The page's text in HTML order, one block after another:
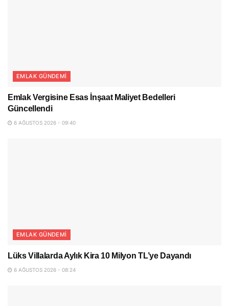
EMLAK GÜNDEMI
Emlak Vergisine Esas İnşaat Maliyet Bedelleri
Güncellendi
6 AĞUSTOS 2026 - 09:40
EMLAK GÜNDEMI
Lüks Villalarda Aylık Kira 10 Milyon TL’ye Dayandı
6 AĞUSTOS 2026 - 08:24